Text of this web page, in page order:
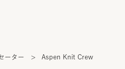
ーター > Aspen Knit Crew